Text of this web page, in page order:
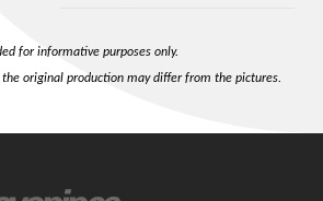
for informative purposes only.
original production may differ from the pictures.